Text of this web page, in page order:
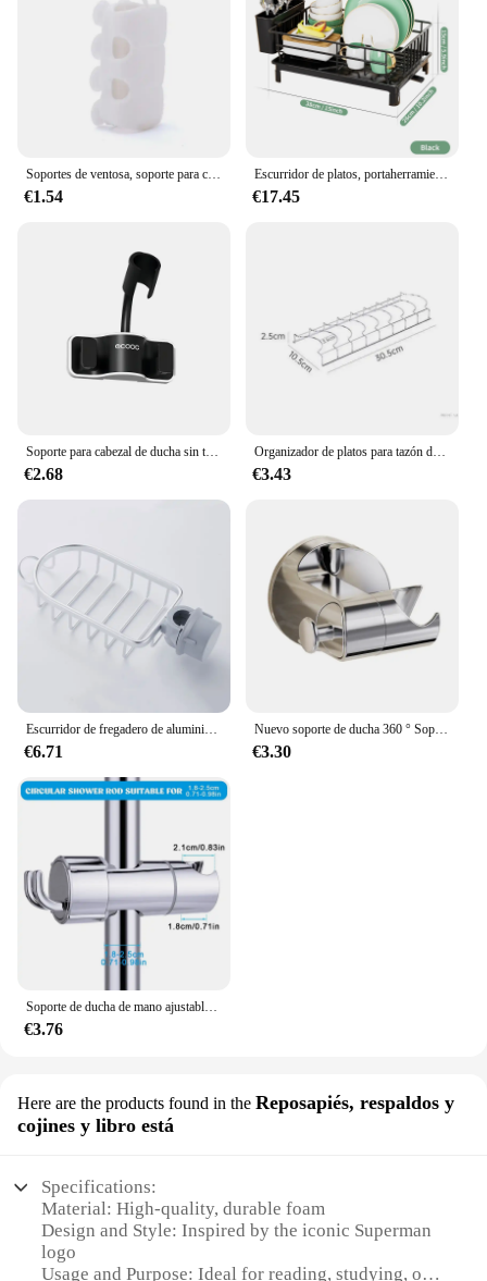
Soportes de ventosa, soporte para cabezal de ducha de silicona, estante de almacenamiento de pared extraíble reutilizable, Base fija para accesorios de baño
€1.54
Escurridor de platos, portaherramientas con bandeja de drenaje y línea de goteo, portavasos, porta cubiertos, estante de almacenamiento para encimera de cocina
€17.45
Soporte para cabezal de ducha sin taladro, libera tu mano, soporte de ducha ajustable, colgador para bola de baño, accesorios de almacenamiento para baño
€2.68
Organizador de platos para tazón de cocina, soporte para platos de acero inoxidable, cubiertos para el hogar, platos, tapa para olla, estante para platos para el hogar, accesorios de cocina
€3.43
Escurridor de fregadero de aluminio para espacio de cocina, soporte para grifo de almacenamiento de esponja, escurridor de jabón, estante, organizador de cesta, accesorios de baño
€6.71
Nuevo soporte de ducha 360 ° Soporte para cabezal de ducha autoadhesivo ajustable, soporte para cabezal de ducha con ventosa, accesorios de baño
€3.30
Soporte de ducha de mano ajustable ABS sin perforaciones cabezal de ducha montado en la pared soporte de asiento de baño
€3.76
Here are the products found in the Reposapiés, respaldos y
cojines y libro está
Specifications:
Material: High-quality, durable foam
Design and Style: Inspired by the iconic Superman
logo
Usage and Purpose: Ideal for reading, studying, or